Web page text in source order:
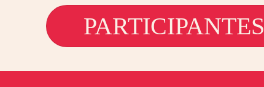
PARTICIPANTES